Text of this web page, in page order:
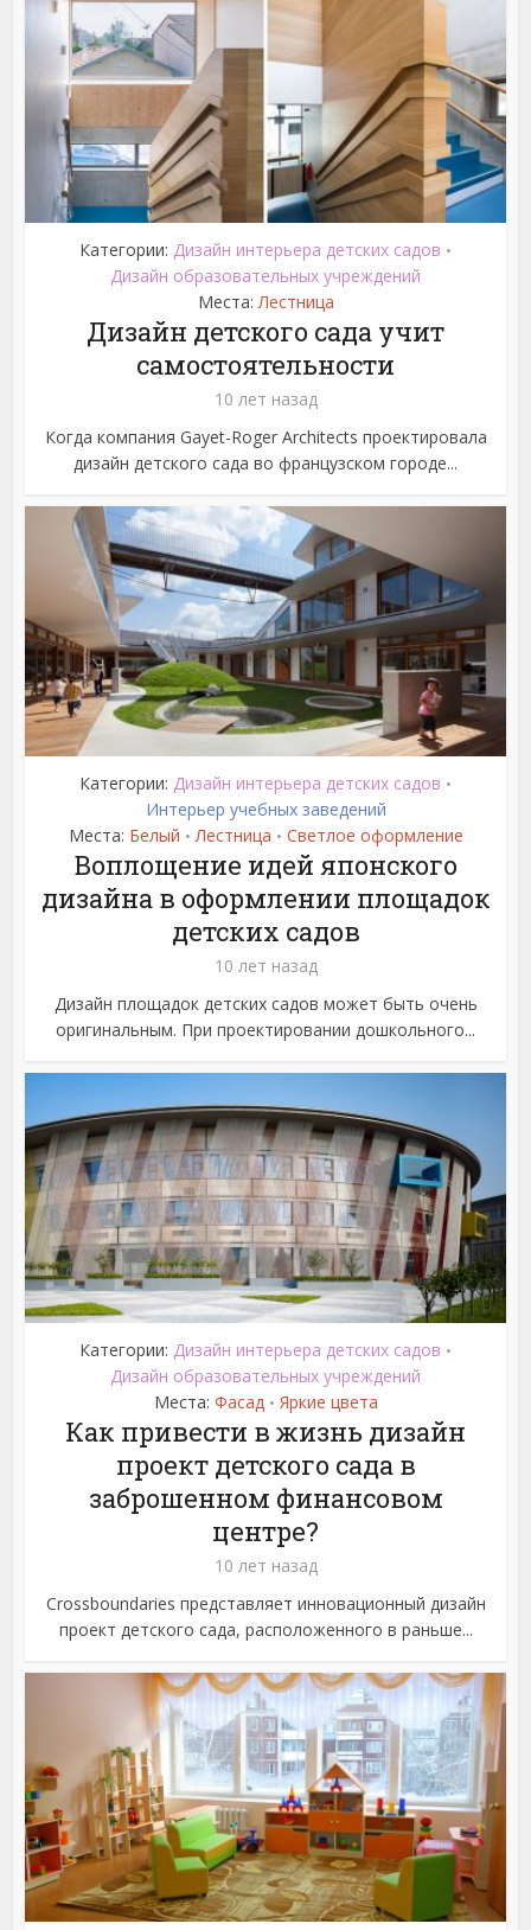
Категории: Дизайн интерьера детских садов •
Дизайн образовательных учреждений
Места: Лестница
Дизайн детского сада учит
самостоятельности
10 лет назад
Когда компания Gayet-Roger Architects проектировала
дизайн детского сада во французском городе...
Категории: Дизайн интерьера детских садов •
Интерьер учебных заведений
Места: Белый • Лестница • Светлое оформление
Воплощение идей японского
дизайна в оформлении площадок
детских садов
10 лет назад
Дизайн площадок детских садов может быть очень
оригинальным. При проектировании дошкольного...
Категории: Дизайн интерьера детских садов •
Дизайн образовательных учреждений
Места: Фасад • Яркие цвета
Как привести в жизнь дизайн
проект детского сада в
заброшенном финансовом
центре?
10 лет назад
Crossboundaries представляет инновационный дизайн
проект детского сада, расположенного в раньше...